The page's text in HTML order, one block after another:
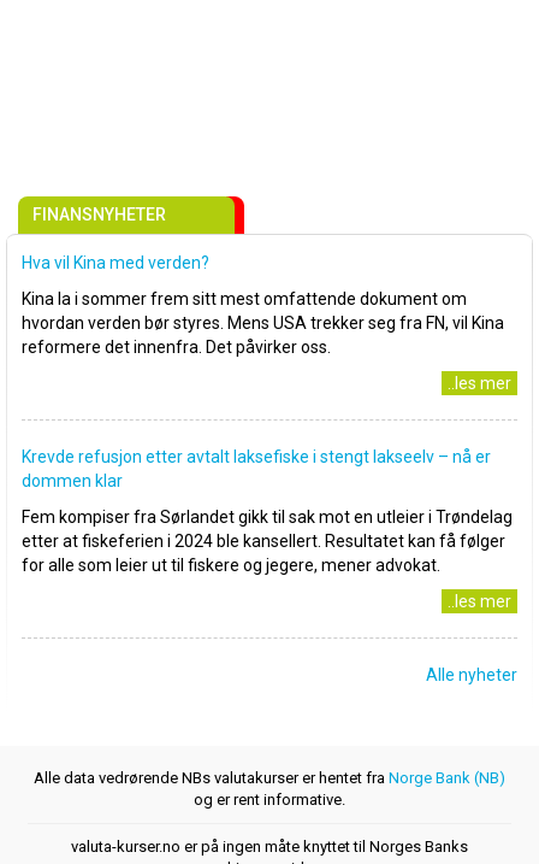
FINANSNYHETER
Hva vil Kina med verden?
Kina la i sommer frem sitt mest omfattende dokument om
hvordan verden bør styres. Mens USA trekker seg fra FN, vil Kina
reformere det innenfra. Det påvirker oss.
..les mer
Krevde refusjon etter avtalt laksefiske i stengt lakseelv – nå er
dommen klar
Fem kompiser fra Sørlandet gikk til sak mot en utleier i Trøndelag
etter at fiskeferien i 2024 ble kansellert. Resultatet kan få følger
for alle som leier ut til fiskere og jegere, mener advokat.
..les mer
Alle nyheter
Alle data vedrørende NBs valutakurser er hentet fra Norge Bank (NB)
og er rent informative.
valuta-kurser.no er på ingen måte knyttet til Norges Banks